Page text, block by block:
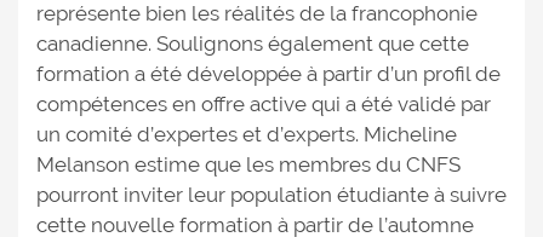
représente bien les réalités de la francophonie
canadienne. Soulignons également que cette
formation a été développée à partir d’un profil de
compétences en offre active qui a été validé par
un comité d’expertes et d’experts. Micheline
Melanson estime que les membres du CNFS
pourront inviter leur population étudiante à suivre
cette nouvelle formation à partir de l’automne